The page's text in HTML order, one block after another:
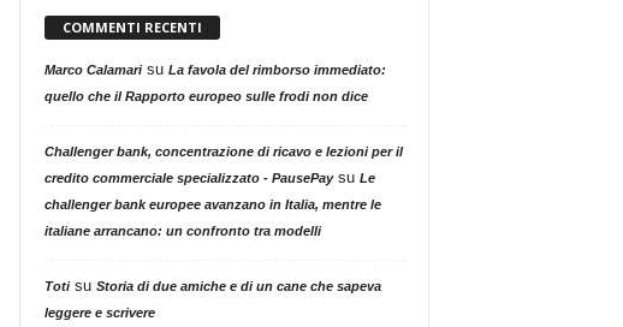
COMMENTI RECENTI
Marco Calamarisu La favola del rimborso immediato:
quello che il Rapporto europeo sulle frodi non dice
Challenger bank, concentrazione di ricavo e lezioni per il
credito commerciale specializzato - PausePaysu Le
challenger bank europee avanzano in Italia, mentre le
italiane arrancano: un confronto tra modelli
Totisu Storia di due amiche e di un cane che sapeva
leggere e scrivere